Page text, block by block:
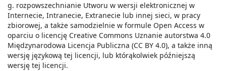
g. rozpowszechnianie Utworu w wersji elektronicznej w
Internecie, Intranecie, Extranecie lub innej sieci, w pracy
zbiorowej, a także samodzielnie w formule Open Access w
oparciu o licencję Creative Commons Uznanie autorstwa 4.0
Międzynarodowa Licencja Publiczna (CC BY 4.0), a także inną
wersję językową tej licencji, lub którąkolwiek późniejszą
wersję tej licencji.